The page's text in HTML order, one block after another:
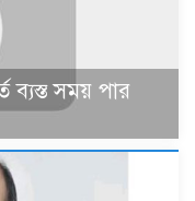
ব্যস্ত সময় পার